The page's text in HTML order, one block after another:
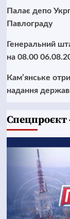
Палає депо
Павлограду
Генеральний
на 08.00
Кам’янське
надання